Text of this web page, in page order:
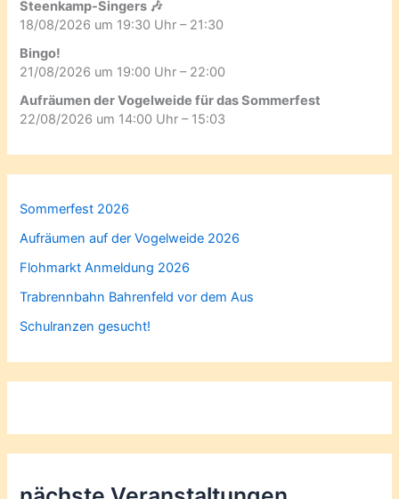
Steenkamp-Singers 🎶
18/08/2026 um 19:30 Uhr – 21:30
Bingo!
21/08/2026 um 19:00 Uhr – 22:00
Aufräumen der Vogelweide für das Sommerfest
22/08/2026 um 14:00 Uhr – 15:03
Sommerfest 2026
Aufräumen auf der Vogelweide 2026
Flohmarkt Anmeldung 2026
Trabrennbahn Bahrenfeld vor dem Aus
Schulranzen gesucht!